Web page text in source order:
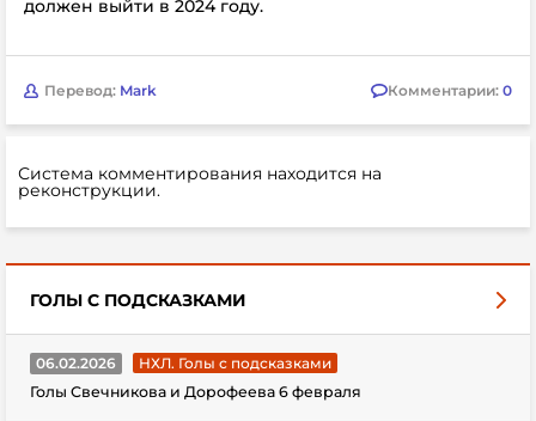
должен выйти в 2024 году.
Перевод: Mark Комментарии: 0
Система комментирования находится на
реконструкции.
ГОЛЫ С ПОДСКАЗКАМИ
06.02.2026
НХЛ. Голы с подсказками
Голы Свечникова и Дорофеева 6 февраля